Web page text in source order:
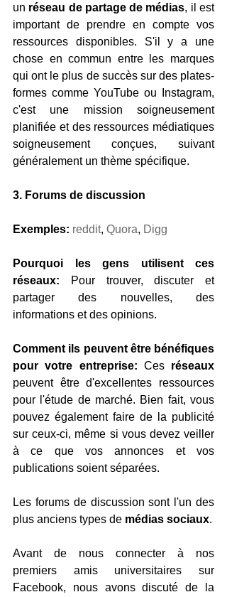
un réseau de partage de médias, il est
important de prendre en compte vos
ressources disponibles. S'il y a une
chose en commun entre les marques
qui ont le plus de succès sur des plates-
formes comme YouTube ou Instagram,
c'est une mission soigneusement
planifiée et des ressources médiatiques
soigneusement conçues, suivant
généralement un thème spécifique.
3. Forums de discussion
Exemples: reddit, Quora, Digg
Pourquoi les gens utilisent ces
réseaux: Pour trouver, discuter et
partager des nouvelles, des
informations et des opinions.
Comment ils peuvent être bénéfiques
pour votre entreprise: Ces réseaux
peuvent être d'excellentes ressources
pour l'étude de marché. Bien fait, vous
pouvez également faire de la publicité
sur ceux-ci, même si vous devez veiller
à ce que vos annonces et vos
publications soient séparées.
Les forums de discussion sont l'un des
plus anciens types de médias sociaux.
Avant de nous connecter à nos
premiers amis universitaires sur
Facebook, nous avons discuté de la